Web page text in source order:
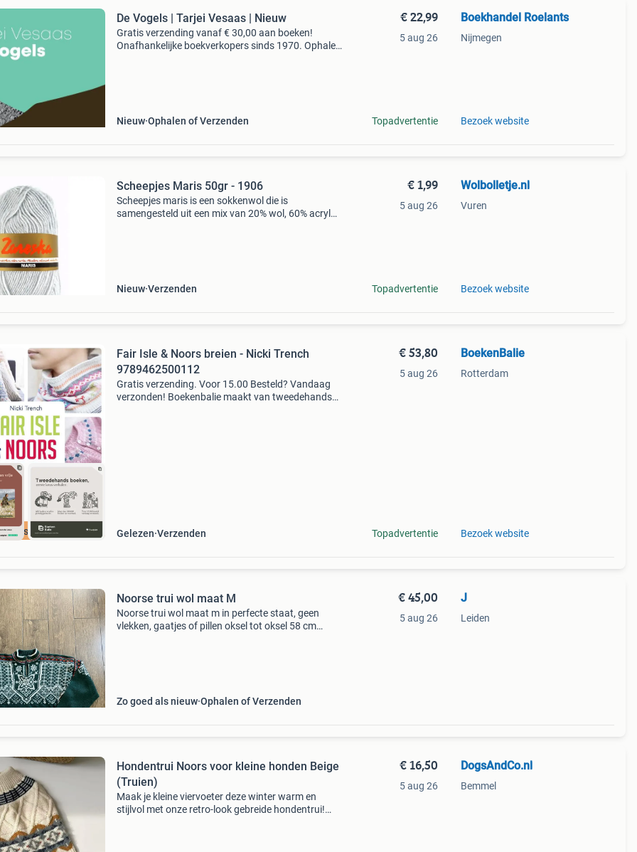
De Vogels | Tarjei Vesaas | Nieuw
Gratis verzending vanaf € 30,00 aan boeken!
Onafhankelijke boekverkopers sinds 1970. Ophalen
Nieuw Ophalen of Verzenden
€ 22,99
5 aug 26
Topadvertentie
Boekhandel Roelants
Nijmegen
Bezoek website
Scheepjes Maris 50gr - 1906
Scheepjes maris is een sokkenwol die is
samengesteld uit een mix van 20% wol, 60% acryl
Nieuw Verzenden
€ 1,99
5 aug 26
Topadvertentie
Wolbolletje.nl
Vuren
Bezoek website
prijs
Fair Isle & Noors breien - Nicki Trench
9789462500112
Gratis verzending. Voor 15.00 Besteld? Vandaag
verzonden! Boekenbalie maakt van tweedehands
Gelezen Verzenden
€ 53,80
5 aug 26
Topadvertentie
BoekenBalie
Rotterdam
Bezoek website
Noorse trui wol maat M
Noorse trui wol maat m in perfecte staat, geen
vlekken, gaatjes of pillen oksel tot oksel 58 cm
Zo goed als nieuw Ophalen of Verzenden
€ 45,00
5 aug 26
J
Leiden
Hondentrui Noors voor kleine honden Beige
(Truien)
Maak je kleine viervoeter deze winter warm en
stijlvol met onze retro-look gebreide hondentrui!
€ 16,50
5 aug 26
DogsAndCo.nl
Bemmel